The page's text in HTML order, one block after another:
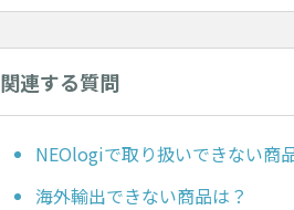
関連する質問
NEOlogiで取り扱いできない商
海外輸出できない商品は？